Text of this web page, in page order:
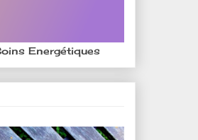
Energétiques